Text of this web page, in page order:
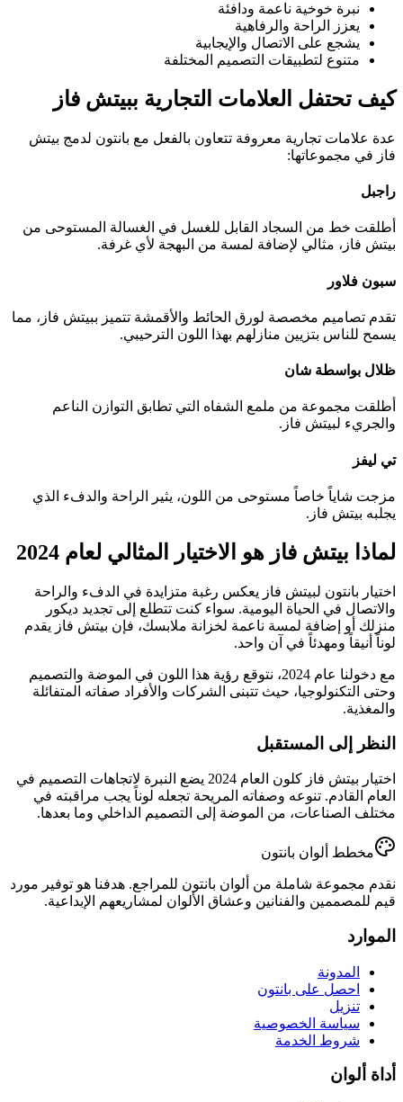
نبرة خوخية ناعمة ودافئة
يعزز الراحة والرفاهية
يشجع على الاتصال والإيجابية
متنوع لتطبيقات التصميم المختلفة
كيف تحتفل العلامات التجارية ببيتش فاز
عدة علامات تجارية معروفة تتعاون بالفعل مع بانتون لدمج بيتش
فاز في مجموعاتها:
راجبل
أطلقت خط من السجاد القابل للغسل في الغسالة المستوحى من
بيتش فاز، مثالي لإضافة لمسة من البهجة لأي غرفة.
سبون فلاور
تقدم تصاميم مخصصة لورق الحائط والأقمشة تتميز ببيتش فاز، مما
يسمح للناس بتزيين منازلهم بهذا اللون الترحيبي.
ظلال بواسطة شان
أطلقت مجموعة من ملمع الشفاه التي تطابق التوازن الناعم
والجريء لبيتش فاز.
تي ليفز
مزجت شاياً خاصاً مستوحى من اللون، يثير الراحة والدفء الذي
يجلبه بيتش فاز.
لماذا بيتش فاز هو الاختيار المثالي لعام 2024
اختيار بانتون لبيتش فاز يعكس رغبة متزايدة في الدفء والراحة
والاتصال في الحياة اليومية. سواء كنت تتطلع إلى تجديد ديكور
منزلك أو إضافة لمسة ناعمة لخزانة ملابسك، فإن بيتش فاز يقدم
لوناً أنيقاً ومهدئاً في آن واحد.
مع دخولنا عام 2024، نتوقع رؤية هذا اللون في الموضة والتصميم
وحتى التكنولوجيا، حيث تتبنى الشركات والأفراد صفاته المتفائلة
والمغذية.
النظر إلى المستقبل
اختيار بيتش فاز كلون العام 2024 يضع النبرة لاتجاهات التصميم في
العام القادم. تنوعه وصفاته المريحة تجعله لوناً يجب مراقبته في
مختلف الصناعات، من الموضة إلى التصميم الداخلي وما بعدها.
مخطط ألوان بانتون
نقدم مجموعة شاملة من ألوان بانتون للمراجع. هدفنا هو توفير مورد
قيم للمصممين والفنانين وعشاق الألوان لمشاريعهم الإبداعية.
الموارد
المدونة
احصل على بانتون
تنزيل
سياسة الخصوصية
شروط الخدمة
أداة ألوان